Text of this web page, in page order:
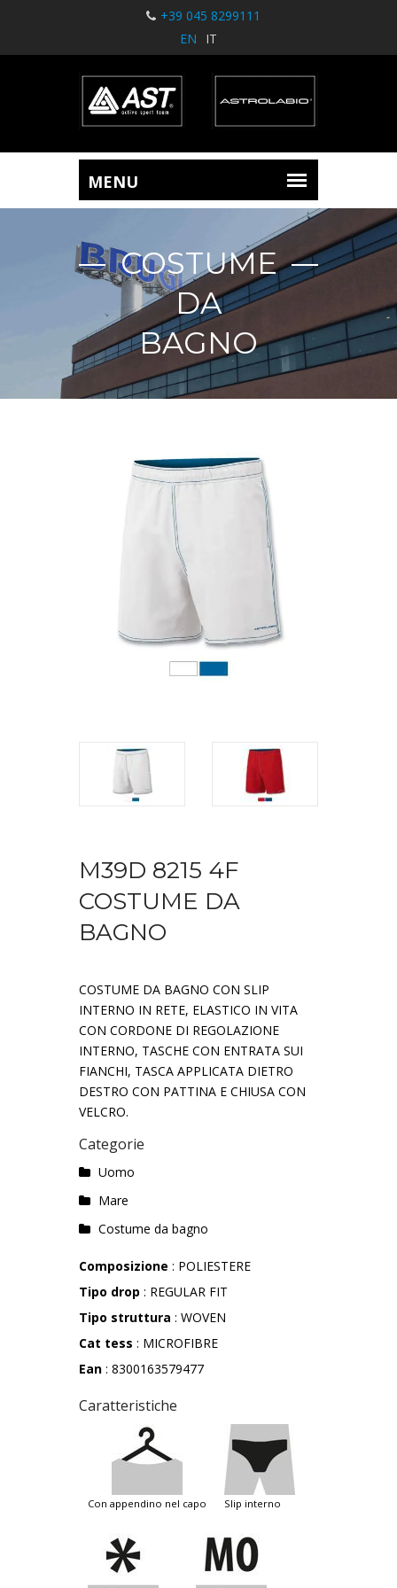
+39 045 8299111
EN
IT
COSTUME
DA
BAGNO
M39D 8215 4F
COSTUME DA
BAGNO
COSTUME DA BAGNO CON SLIP
INTERNO IN RETE, ELASTICO IN VITA
CON CORDONE DI REGOLAZIONE
INTERNO, TASCHE CON ENTRATA SUI
FIANCHI, TASCA APPLICATA DIETRO
DESTRO CON PATTINA E CHIUSA CON
VELCRO.
Categorie
Uomo
Mare
Costume da bagno
Composizione : POLIESTERE
Tipo drop : REGULAR FIT
Tipo struttura : WOVEN
Cat tess : MICROFIBRE
Ean : 8300163579477
Caratteristiche
con appendino nel capo slip interno